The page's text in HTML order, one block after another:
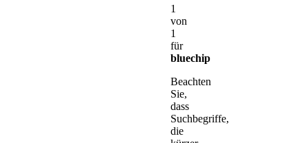
1
von
1
für
bluechip
Beachten
Sie,
dass
Suchbegriffe,
die